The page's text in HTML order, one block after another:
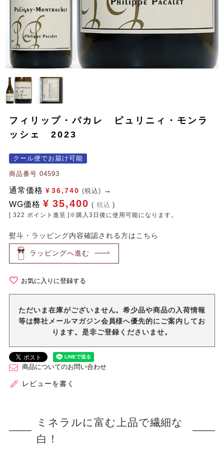
フィリップ・パカレ ピュリニィ・モンラ
ッシェ 2023
クール便でお届け可能
商品番号 04593
通常価格 ¥ 36,740 (税込)
WG価格 ¥ 35,400 税込
[ 322 ポイント進呈 ]※購入3日後に使用可能になります。
熨斗・ラッピング内容確認される方はこちら
ラッピングへ進む
お気に入りに登録する
ただいま在庫がございません。希少品や商品の入荷情報
等は弊社メールマガジン会員様へ優先的にご案内してお
ります。是非ご登録くださいませ。
商品についてのお問い合わせ
レビューを書く
ミネラルに富む上品で繊細な
白！